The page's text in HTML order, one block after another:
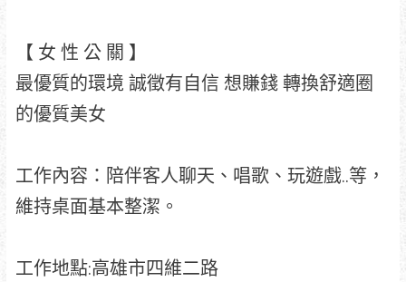
【 女 性 公 關 】
最優質的環境 誠徵有自信 想賺錢 轉換舒適圈
的優質美女
工作內容：陪伴客人聊天、唱歌、玩遊戲..等，
維持桌面基本整潔。
工作地點:高雄市四維二路